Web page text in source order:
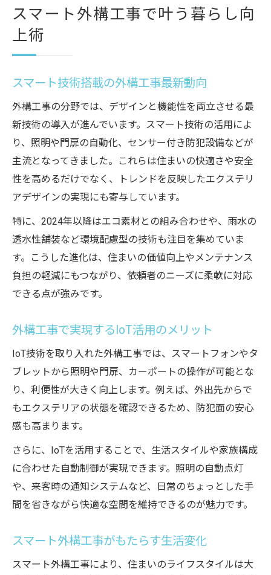
スマート外構工事で叶う暮らし向
上術
スマート技術搭載の外構工事最新動向
外構工事の分野では、デザインと機能性を両立させる最
新技術の導入が進んでいます。スマート技術の活用によ
り、照明や門扉の自動化、センサー付き防犯設備などが
主流となってきました。これらは住まいの快適さや安全
性を高めるだけでなく、トレンドを反映したエクステリ
アデザインの実現にも寄与しています。
特に、2024年以降はエコ素材との組み合わせや、雨水の
透水性舗装など環境配慮型の技術も注目を集めていま
す。こうした進化は、住まいの価値向上やメンテナンス
負担の軽減にもつながり、依頼者のニーズに柔軟に対応
できる点が強みです。
外構工事で実現するIoT活用のメリット
IoT技術を取り入れた外構工事では、スマートフォンやタ
ブレットから照明や門扉、カーポートの操作が可能とな
り、利便性が大きく向上します。例えば、外出先からで
もエクステリアの状態を確認できるため、防犯面の安心
感も高まります。
さらに、IoTを活用することで、生活スタイルや家族構成
に合わせた自動制御が実現できます。照明の自動点灯
や、来客時の通知システムなど、日常のちょっとした手
間を省きながら快適な空間を維持できるのが魅力です。
スマート外構工事がもたらす生活変化
スマート外構工事により、住まいのライフスタイルは大